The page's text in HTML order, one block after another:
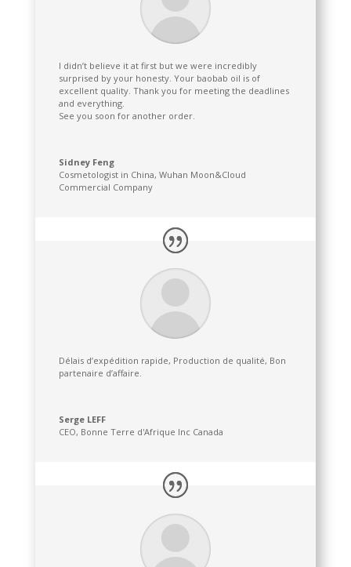
I didn’t believe it at first but we were incredibly
surprised by your honesty. Your baobab oil is of
excellent quality. Thank you for meeting the deadlines
and everything.
See you soon for another order.
Sidney Feng
Cosmetologist in China, Wuhan Moon&Cloud
Commercial Company
Délais d’expédition rapide, Production de qualité, Bon
partenaire d’affaire.
Serge LEFF
CEO, Bonne Terre d'Afrique Inc Canada